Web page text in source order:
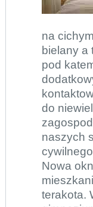
na
bielany a
pod
do
naszych
Nowa
terakota.